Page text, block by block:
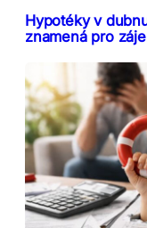
Hypotéky v
znamená pro